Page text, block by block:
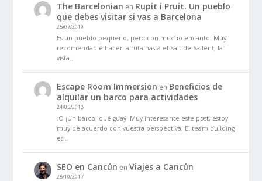
The Barcelonian en Rupit i Pruit. Un pueblo
que debes visitar si vas a Barcelona
25/07/2019
Es un pueblo pequeño, pero con mucho encanto. Muy
recomendable hacer la ruta hasta el Salt de Sallent, la
vista…
Escape Room Immersion en Beneficios de
alquilar un barco para actividades
24/05/2018
:O ¡Un barco, qué guay! Muy interesante este post, estoy
muy de acuerdo con vuestra perspectiva. El team building
es…
SEO en Cancún enViajes a Cancún
25/10/2017